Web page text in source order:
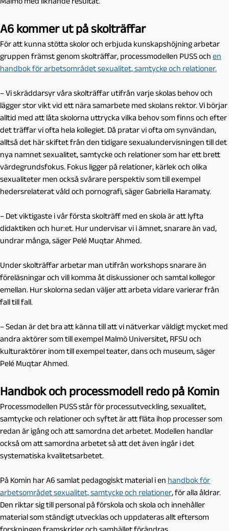
A6 kommer ut på skolträffar
För att kunna stötta skolor och erbjuda kunskapshöjning arbetar
gruppen främst genom skolträffar, processmodellen PUSS och en
handbok för arbetsområdet sexualitet, samtycke och relationer.
– Vi skräddarsyr våra skolträffar utifrån varje skolas behov och
lägger stor vikt vid ett nära samarbete med skolans rektor. Vi börjar
alltid med att låta skolorna uttrycka vilka behov som finns och efter
det träffar vi ofta hela kollegiet. Då pratar vi ofta om synvändan,
alltså det här skiftet från den tidigare sexualundervisningen till det
nya namnet sexualitet, samtycke och relationer som har ett brett
värdegrundsfokus. Fokus ligger på relationer, kärlek och olika
sexualiteter men också svårare perspektiv som till exempel
hedersrelaterat våld och pornografi, säger Gabriella Haramaty.
– Det viktigaste i vår första skolträff med en skola är att lyfta
didaktiken och hur:et. Hur undervisar vi i ämnet, snarare än vad,
undrar många, säger Pelé Muqtar Ahmed.
Under skolträffar arbetar man utifrån workshops snarare än
föreläsningar och vill komma åt diskussioner och samtal kollegor
emellan. Hur skolorna sedan väljer att arbeta vidare varierar från
fall till fall.
– Sedan är det bra att känna till att vi nätverkar väldigt mycket med
andra aktörer som till exempel Malmö Universitet, RFSU och
kulturaktörer inom till exempel teater, dans och museum, säger
Pelé Muqtar Ahmed.
Handbok och processmodell redo på Komin
Processmodellen PUSS står för processutveckling, sexualitet,
samtycke och relationer och syftet är att fläta ihop processer som
redan är igång och att samordna det arbetet. Modellen handlar
också om att samordna arbetet så att det även ingår i det
systematiska kvalitetsarbetet.
På Komin har A6 samlat pedagogiskt material i en handbok för
arbetsområdet sexualitet, samtycke och relationer, för alla åldrar.
Den riktar sig till personal på förskola och skola och innehåller
material som ständigt utvecklas och uppdateras allt eftersom
forskningen framskrider och samhället förändras.